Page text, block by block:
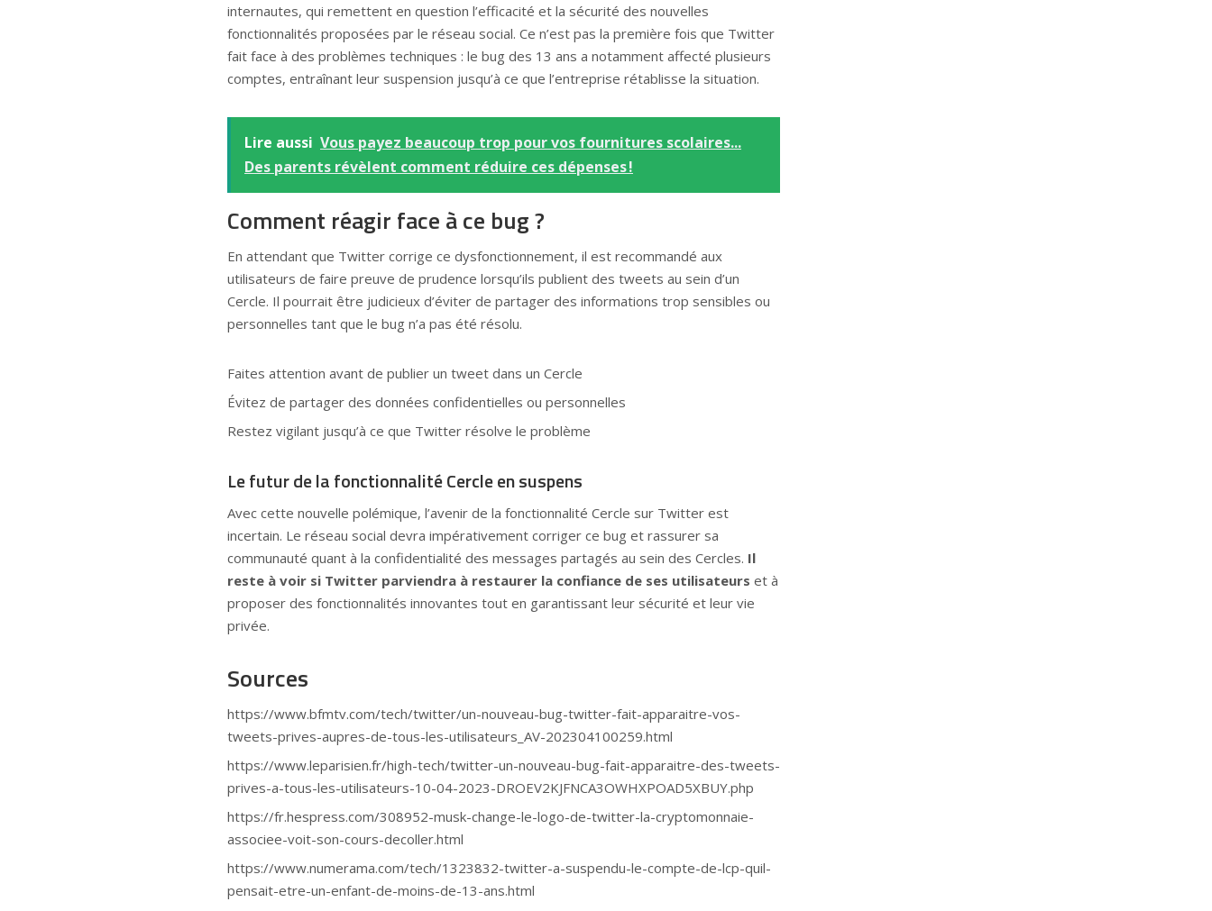
internautes, qui remettent en question l’efficacité et la sécurité des nouvelles
fonctionnalités proposées par le réseau social. Ce n’est pas la première fois que Twitter
fait face à des problèmes techniques : le bug des 13 ans a notamment affecté plusieurs
comptes, entraînant leur suspension jusqu’à ce que l’entreprise rétablisse la situation.
Lire aussi Vous payez beaucoup trop pour vos fournitures scolaires...
Des parents révèlent comment réduire ces dépenses !
Comment réagir face à ce bug ?
En attendant que Twitter corrige ce dysfonctionnement, il est recommandé aux
utilisateurs de faire preuve de prudence lorsqu’ils publient des tweets au sein d’un
Cercle. Il pourrait être judicieux d’éviter de partager des informations trop sensibles ou
personnelles tant que le bug n’a pas été résolu.
Faites attention avant de publier un tweet dans un Cercle
Évitez de partager des données confidentielles ou personnelles
Restez vigilant jusqu’à ce que Twitter résolve le problème
Le futur de la fonctionnalité Cercle en suspens
Avec cette nouvelle polémique, l’avenir de la fonctionnalité Cercle sur Twitter est
incertain. Le réseau social devra impérativement corriger ce bug et rassurer sa
communauté quant à la confidentialité des messages partagés au sein des Cercles. Il
reste à voir si Twitter parviendra à restaurer la confiance de ses utilisateurs et à
proposer des fonctionnalités innovantes tout en garantissant leur sécurité et leur vie
privée.
Sources
https://www.bfmtv.com/tech/twitter/un-nouveau-bug-twitter-fait-apparaitre-vos-
tweets-prives-aupres-de-tous-les-utilisateurs_AV-202304100259.html
https://www.leparisien.fr/high-tech/twitter-un-nouveau-bug-fait-apparaitre-des-tweets-
prives-a-tous-les-utilisateurs-10-04-2023-DROEV2KJFNCA3OWHXPOAD5XBUY.php
https://fr.hespress.com/308952-musk-change-le-logo-de-twitter-la-cryptomonnaie-
associee-voit-son-cours-decoller.html
https://www.numerama.com/tech/1323832-twitter-a-suspendu-le-compte-de-lcp-quil-
pensait-etre-un-enfant-de-moins-de-13-ans.html